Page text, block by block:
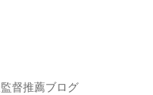
督推薦ブログ